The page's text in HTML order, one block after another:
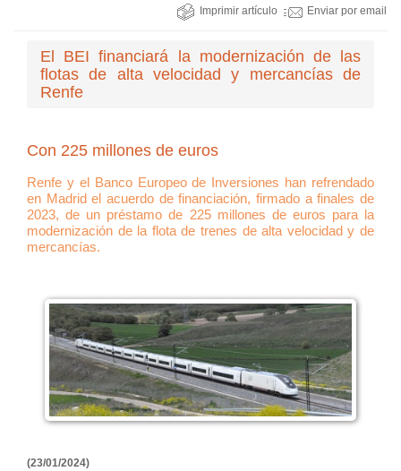
Imprimir artículo Enviar por email
El BEI financiará la modernización de las
flotas de alta velocidad y mercancías de
Renfe
Con 225 millones de euros
Renfe y el Banco Europeo de Inversiones han refrendado
en Madrid el acuerdo de financiación, firmado a finales de
2023, de un préstamo de 225 millones de euros para la
modernización de la flota de trenes de alta velocidad y de
mercancías.
(23/01/2024)